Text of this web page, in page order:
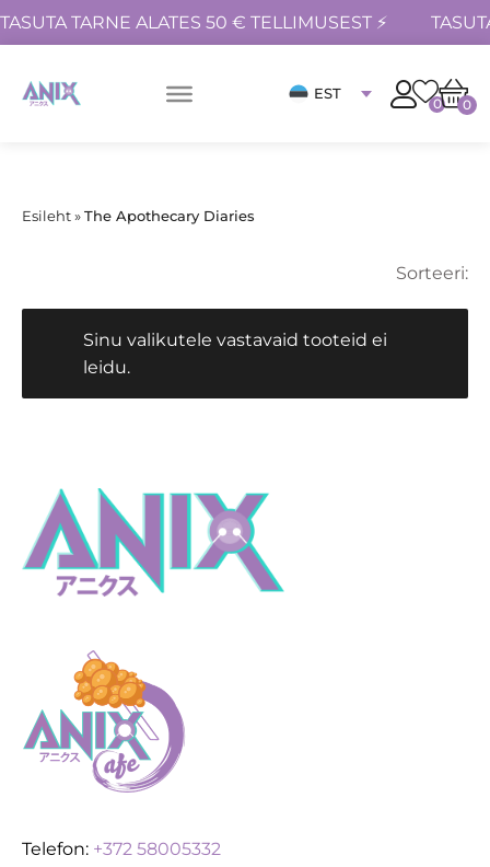
TASUTA TARNE ALATES 50 € TELLIMUSEST ⚡
EST
0 0
Esileht»The Apothecary Diaries
Sorteeri:
Sinu valikutele vastavaid tooteid ei
leidu.
Telefon: +372 58005332